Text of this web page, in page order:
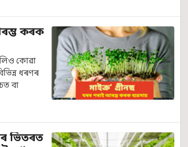
কৰক
বুলিও কোৱা
ধৰণৰ
বা
ভিতৰত